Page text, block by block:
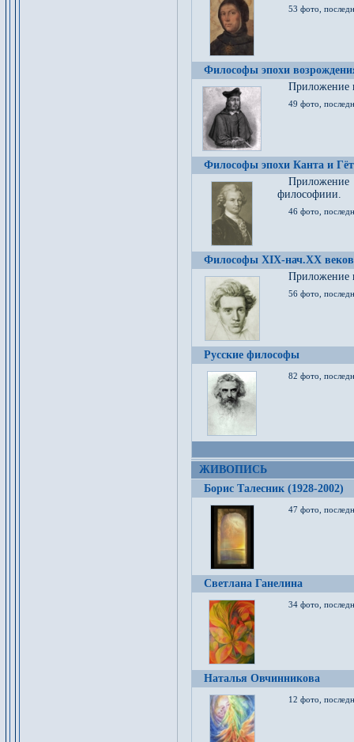
53 фото,
Философы эпохи
Приложение
49 фото,
Философы эпохи Канта и
философиии.
46 фото,
Философы XIX-нач.XX веков
Приложение
56 фото,
Русские философы
82 фото,
ЖИВОПИСЬ
Борис Талесник (1928-2002)
47 фото,
Светлана Ганелина
34 фото,
Наталья Овчинникова
12 фото,